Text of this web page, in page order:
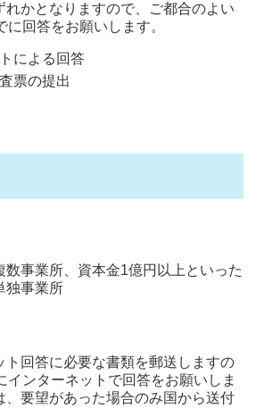
れかとなりますので、ご都合のよい
回答をお願いします。
による回答
票の提出
数事業所、資本金1億円以上といった
独事業所
ト回答に必要な書類を郵送しますの
インターネットで回答をお願いしま
、要望があった場合のみ国から送付